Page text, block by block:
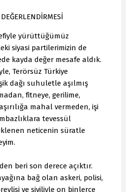
yürüttüğümüz
siyasi partilerimizin de
kayda değer mesafe aldık.
Terörsüz Türkiye
dağı suhuletle aşılmış
fitneye, gerilime,
mahal vermeden, işi
tevessül
neticenin süratle
beri son derece açıktır.
bağ olan askeri, polisi,
ve siviliyle on binlerce